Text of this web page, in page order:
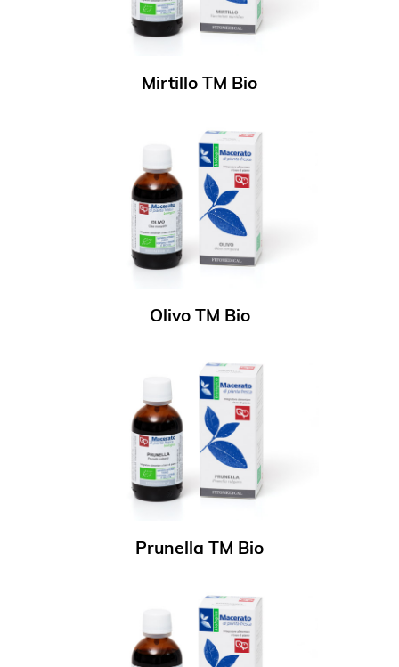
Mirtillo TM Bio
Olivo TM Bio
Prunella TM Bio